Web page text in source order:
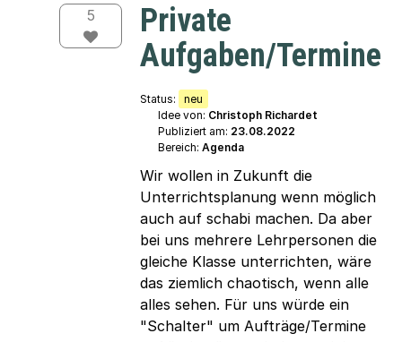
5
Private
Aufgaben/Termine
Status:
neu
Idee von: Christoph Richardet
Publiziert am: 23.08.2022
Bereich: Agenda
Wir wollen in Zukunft die
Unterrichtsplanung wenn möglich
auch auf schabi machen. Da aber
bei uns mehrere Lehrpersonen die
gleiche Klasse unterrichten, wäre
das ziemlich chaotisch, wenn alle
alles sehen. Für uns würde ein
"Schalter" um Aufträge/Termine